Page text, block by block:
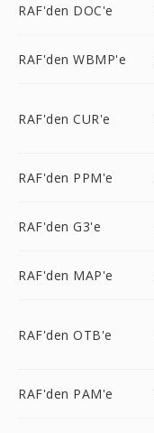
RAF'den DOC'e
RAF'den WBMP'e
RAF'den CUR'e
RAF'den PPM'e
RAF'den G3'e
RAF'den MAP'e
RAF'den OTB'e
RAF'den PAM'e